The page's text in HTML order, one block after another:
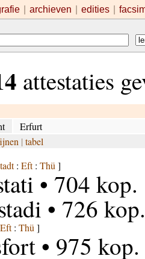
archieven edities
attestaties
Erfurt
| tabel
: Eft: Thü ]
• 704
• 726
Eft: Thü ]
• 975